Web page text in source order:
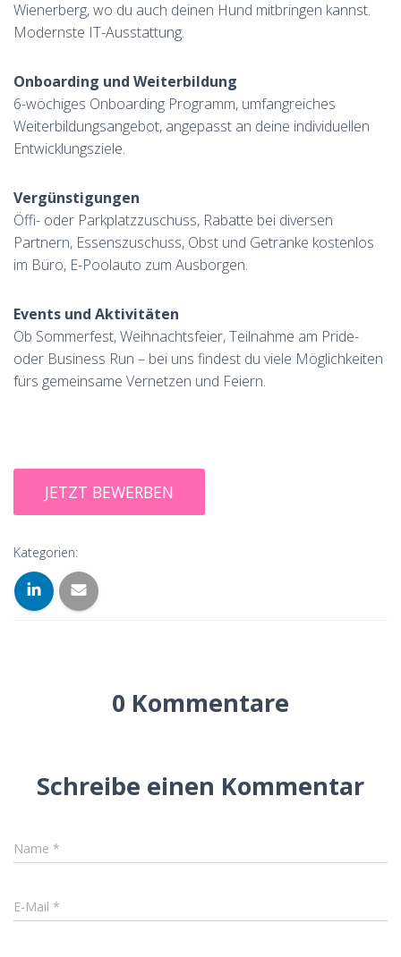
Wienerberg, wo du auch deinen Hund mitbringen kannst.
Modernste IT-Ausstattung.
Onboarding und Weiterbildung
6-wöchiges Onboarding Programm, umfangreiches
Weiterbildungsangebot, angepasst an deine individuellen
Entwicklungsziele.
Vergünstigungen
Öffi- oder Parkplatzzuschuss, Rabatte bei diversen
Partnern, Essenszuschuss, Obst und Getränke kostenlos
im Büro, E-Poolauto zum Ausborgen.
Events und Aktivitäten
Ob Sommerfest, Weihnachtsfeier, Teilnahme am Pride-
oder Business Run – bei uns findest du viele Möglichkeiten
fürs gemeinsame Vernetzen und Feiern.
Kategorien:
0 Kommentare
Schreibe einen Kommentar
Name *
E-Mail *